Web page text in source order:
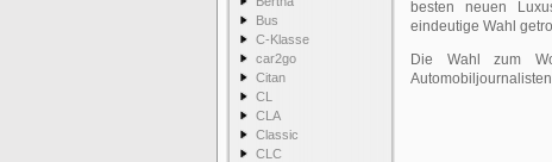
Bus
C-Klasse
car2go
Citan
CL
CLA
Classic
CLC
besten neuen
eindeutige Wahl
Die Wahl zum